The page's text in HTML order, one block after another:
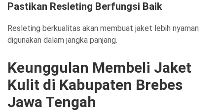
Pastikan Resleting Berfungsi Baik
Resleting berkualitas akan membuat jaket lebih nyaman
digunakan dalam jangka panjang.
Keunggulan Membeli Jaket
Kulit di Kabupaten Brebes
Jawa Tengah